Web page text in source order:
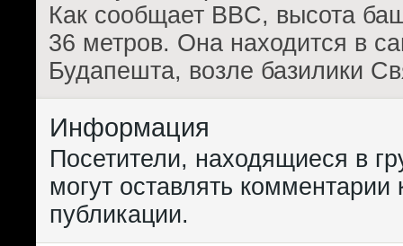
Как сообщает BBC, высота
36 метров. Она находится в
Будапешта, возле базилики
Информация
Посетители, находящиеся в
могут оставлять комментарии
публикации.